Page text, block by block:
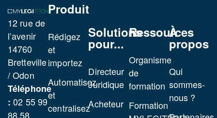
12 rue de
l’avenir
14760
Bretteville
/ Odon
Téléphone
: 02 55 99
88 58
Produit
Rédigez
et
importez
Automatisez
et
centralisez
Solutions
pour...
Directeur
Juridique
Acheteur
Ressources
Organisme
de
formation
Formation
À
propos
Qui
sommes-
nous ?